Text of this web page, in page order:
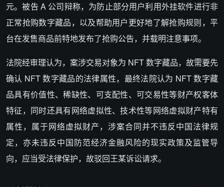
元。被告 A 公司辩称，为防止部分用户利用外挂软件进行非
正常抢购数字藏品，以及帮助用户更好地了解抢购规则，平
台在发售商品前特地发布了抢购公告，并载明注意事项。
法院经审理认为，案涉交易对象为 NFT 数字藏品，故需要先
确认 NFT 数字藏品的法律属性，最终法院认为 NFT 数字藏
品具有价值性、稀缺性、可支配性、可交易性等财产权客体
特征，同时还具有网络虚拟性、技术性等网络虚拟财产特有
属性，属于网络虚拟财产，涉案合同并不违反中国法律规
定，亦未违反中国防范经济金融风险的现实政策及监管导
向，应当受法律保护，故驳回王某诉讼请求。